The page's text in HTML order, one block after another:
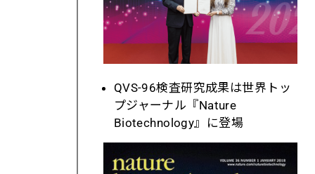
QVS-96検査研究成果は世界トッ
プジャーナル『Nature
Biotechnology』に登場